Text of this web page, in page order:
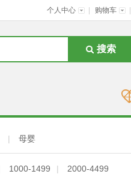
个人中心 购物车
搜索
| 母婴
1000-1499 | 2000-4499